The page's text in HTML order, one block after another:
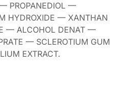
PROPANEDIOL —
HYDROXIDE — XANTHAN
— ALCOHOL DENAT —
— SCLEROTIUM GUM
EXTRACT.